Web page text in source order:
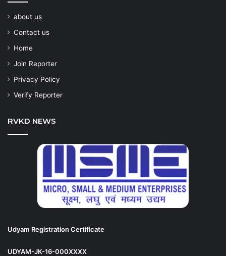
about us
Contact us
Home
Join Reporter
Privacy Policy
Verify Reporter
RVKD NEWS
Udyam Registration Certificate
UDYAM-JK-16-000XXXX